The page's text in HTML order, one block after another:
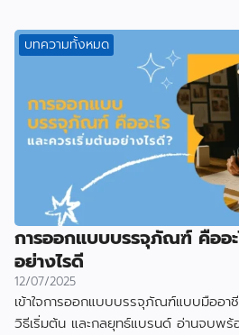
บทความทั้งหมด
การออกแบบบรรจุภัณฑ์ คืออะ
อย่างไรดี
12/07/2025
เข้าใจการออกแบบบรรจุภัณฑ์แบบมืออ
วิธีเริ่มต้น และกลยุทธ์แบรนด์ อ่านจบพร้